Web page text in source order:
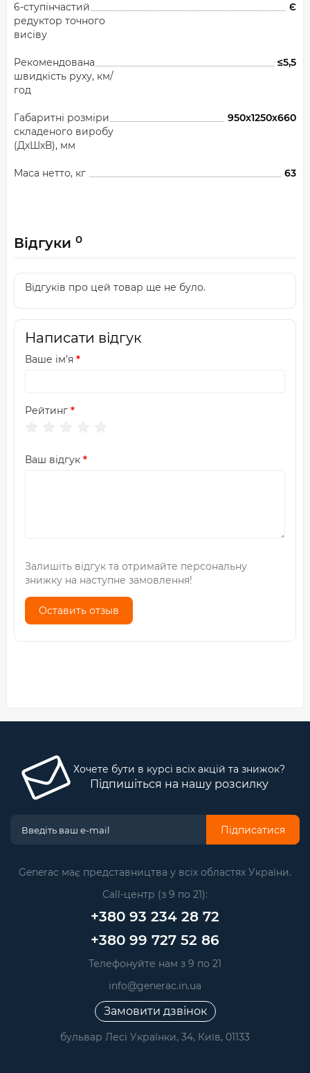
6-ступінчастий
редуктор точного
висіву
Є
Рекомендована
швидкість руху, км/
год
≤5,5
Габаритні розміри
складеного виробу
(ДхШхВ), мм
950х1250х660
Маса нетто, кг 63
Відгуки 0
Відгуків про цей товар ще не було.
Написати відгук
Ваше ім’я
Рейтинг
Ваш відгук
Залишіть відгук та отримайте персональну
знижку на наступне замовлення!
Оставить отзыв
Хочете бути в курсі всіх акцій та знижок?
Підпишіться на нашу розсилку
Підписатися
Generac має представництва у всіх областях України.
Call-центр (з 9 по 21):
+380 93 234 28 72
+380 99 727 52 86
Телефонуйте нам з 9 по 21
info@generac.in.ua
Замовити дзвінок
бульвар Лесі Українки, 34, Київ, 01133